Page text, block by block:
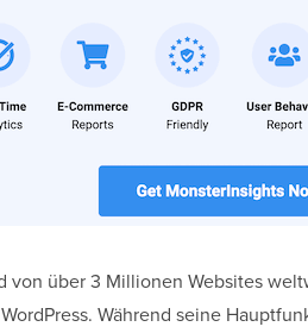
von über 3 Millionen Websites
Während seine